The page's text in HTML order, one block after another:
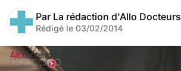
Par La rédaction d'Allo Docteurs
Rédigé le 03/02/2014